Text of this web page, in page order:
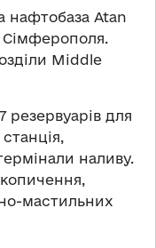
нафтобаза Atan
Сімферополя.
Middle
резервуарів для
наливу.
мастильних